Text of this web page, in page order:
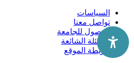
السياسات
تواصل معنا
الوصول للجامعة
الاسئلة الشائعة
خريطة الموقع